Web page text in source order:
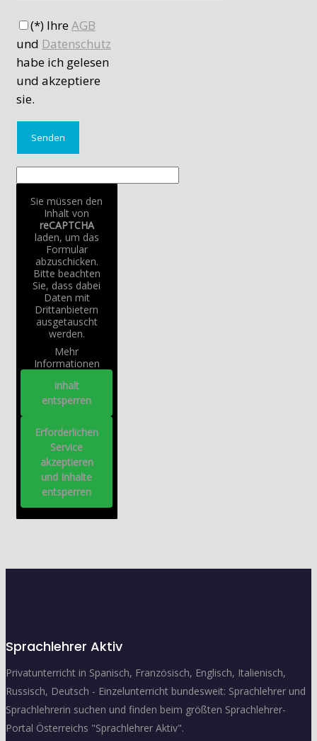
(*) IhreAGB
und Datenschutz
habe ich gelesen
und akzeptiere
sie.
Sie müssen den
Inhalt von
reCAPTCHA
laden, um das
Formular
abzuschicken.
Bitte beachten
Sie, dass dabei
Daten mit
Drittanbietern
ausgetauscht
werden.
Mehr
Informationen
Inhalt
entsperren
Erforderlichen
Service
akzeptieren
und Inhalte
entsperren
Sprachlehrer Aktiv
Privatunterricht in Spanisch, Französisch, Englisch, Italienisch,
Russisch, Deutsch - Einzelunterricht bundesweit: Sprachlehrer und
Sprachlehrerin suchen und finden beim größten Sprachlehrer-
Portal Österreichs "Sprachlehrer Aktiv".